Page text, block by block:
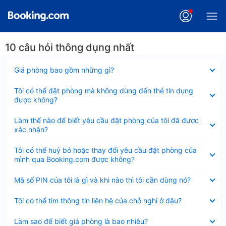
10 câu hỏi thông dụng nhất
Giá phòng bao gồm những gì?
thu
Tôi có thể đặt phòng mà không dùng đến thẻ tín dụng
được không?
thu
gọn
Làm thế nào để biết yêu cầu đặt phòng của tôi đã được
xác nhận?
thu
gọn
Tôi có thể huỷ bỏ hoặc thay đổi yêu cầu đặt phòng của
mình qua Booking.com được không?
thu
gọn
Mã số PIN của tôi là gì và khi nào thì tôi cần dùng nó?
thu
Tôi có thể tìm thông tin liên hệ của chỗ nghỉ ở đâu?
thu
Làm sao để biết giá phòng là bao nhiêu?
thu